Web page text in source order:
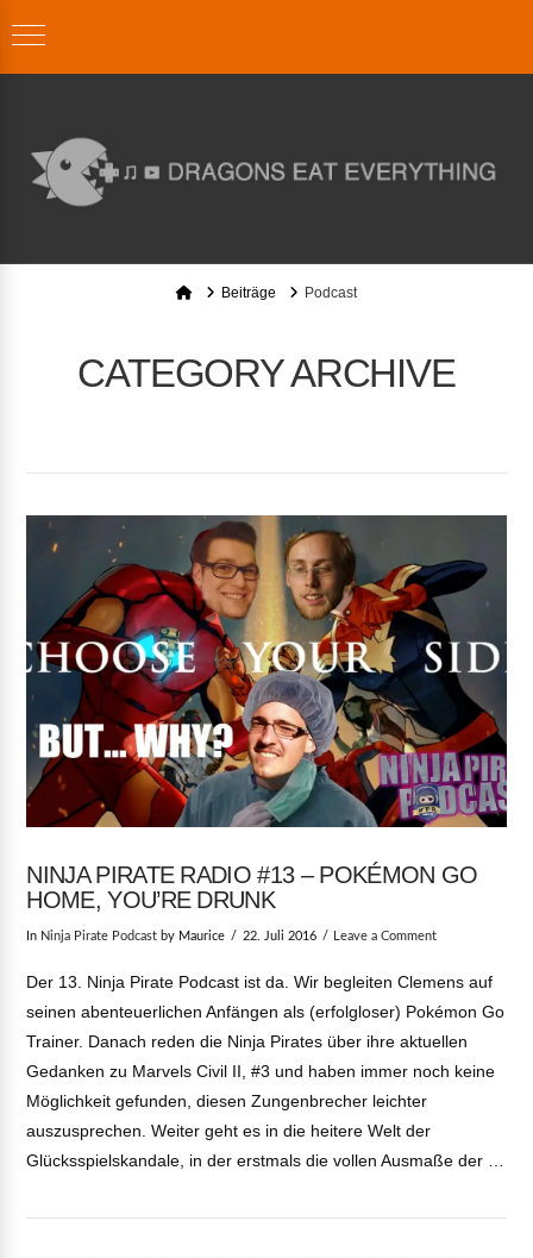
HomeBeiträge Podcast
CATEGORY ARCHIVE
NINJA PIRATE RADIO #13 – POKÉMON GO
HOME, YOU’RE DRUNK
In Ninja Pirate Podcast by Maurice 22. Juli 2016 Leave a Comment
Der 13. Ninja Pirate Podcast ist da. Wir begleiten Clemens auf
seinen abenteuerlichen Anfängen als (erfolgloser) Pokémon Go
Trainer. Danach reden die Ninja Pirates über ihre aktuellen
Gedanken zu Marvels Civil II, #3 und haben immer noch keine
Möglichkeit gefunden, diesen Zungenbrecher leichter
auszusprechen. Weiter geht es in die heitere Welt der
Glücksspielskandale, in der erstmals die vollen Ausmaße der …